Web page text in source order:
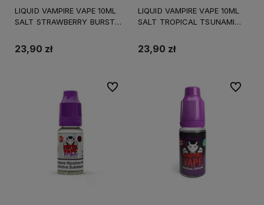
LIQUID VAMPIRE VAPE 10ML
SALT STRAWBERRY BURST
23,90 zł
LIQUID VAMPIRE VAPE 10ML
SALT TROPICAL TSUNAMI
23,90 zł
Do ulubionych Do